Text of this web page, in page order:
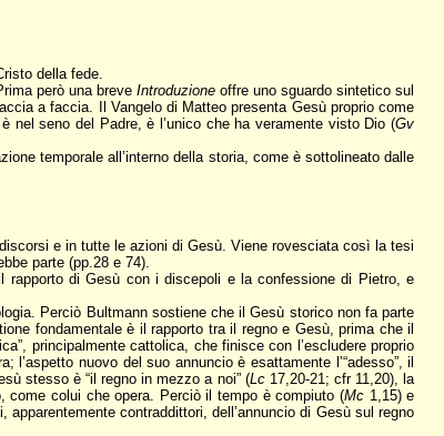
della fede.
però una breve Introduzioneoffre uno sguardo sintetico sul
a faccia. Il Vangelo di Matteo presenta Gesù proprio come
nel seno del Padre, è l’unico che ha veramente visto Dio (Gv
temporale all’interno della storia, come è sottolineato dalle
e in tutte le azioni di Gesù. Viene rovesciata così la tesi
parte (pp.28 e 74).
rapporto di Gesù con i discepoli e la confessione di Pietro, e
Perciò Bultmann sostiene che il Gesù storico non fa parte
fondamentale è il rapporto tra il regno e Gesù, prima che il
principalmente cattolica, che finisce con l’escludere proprio
nuovo del suo annuncio è esattamente l’“adesso”, il
stesso è “il regno in mezzo a noi” (Lc17,20-21; cfr 11,20), la
colui che opera. Perciò il tempo è compiuto (Mc1,15) e
contraddittori, dell’annuncio di Gesù sul regno